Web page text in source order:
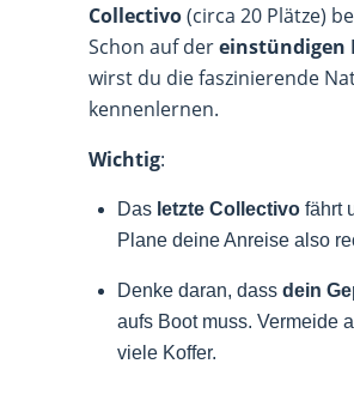
Collectivo(circa 20 Plätze)
Schon auf dereinstündigen
wirst du die faszinierende
kennenlernen.
Wichtig:
Das letzte Collectivo fährt
Plane deine Anreise also
Denke daran, dass dein
aufs Boot muss. Vermeide
viele Koffer.